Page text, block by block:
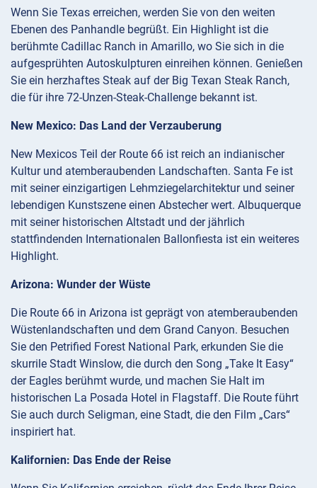
Wenn Sie Texas erreichen, werden Sie von den weiten
Ebenen des Panhandle begrüßt. Ein Highlight ist die
berühmte Cadillac Ranch in Amarillo, wo Sie sich in die
aufgesprühten Autoskulpturen einreihen können. Genießen
Sie ein herzhaftes Steak auf der Big Texan Steak Ranch,
die für ihre 72-Unzen-Steak-Challenge bekannt ist.
New Mexico: Das Land der Verzauberung
New Mexicos Teil der Route 66 ist reich an indianischer
Kultur und atemberaubenden Landschaften. Santa Fe ist
mit seiner einzigartigen Lehmziegelarchitektur und seiner
lebendigen Kunstszene einen Abstecher wert. Albuquerque
mit seiner historischen Altstadt und der jährlich
stattfindenden Internationalen Ballonfiesta ist ein weiteres
Highlight.
Arizona: Wunder der Wüste
Die Route 66 in Arizona ist geprägt von atemberaubenden
Wüstenlandschaften und dem Grand Canyon. Besuchen
Sie den Petrified Forest National Park, erkunden Sie die
skurrile Stadt Winslow, die durch den Song „Take It Easy“
der Eagles berühmt wurde, und machen Sie Halt im
historischen La Posada Hotel in Flagstaff. Die Route führt
Sie auch durch Seligman, eine Stadt, die den Film „Cars“
inspiriert hat.
Kalifornien: Das Ende der Reise